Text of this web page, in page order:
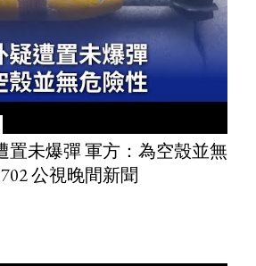
置未爆彈 軍方：為空殼並無
公視晚間新聞